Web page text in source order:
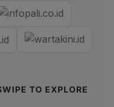
TO EXPLORE